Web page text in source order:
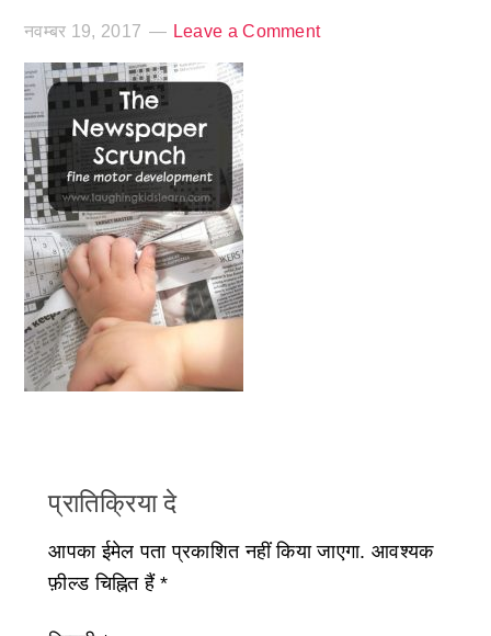
नवम्बर 19, 2017 Leave a Comment
प्रातिक्रिया दे
आपका ईमेल पता प्रकाशित नहीं किया जाएगा. आवश्यक
फ़ील्ड चिह्नित हैं*